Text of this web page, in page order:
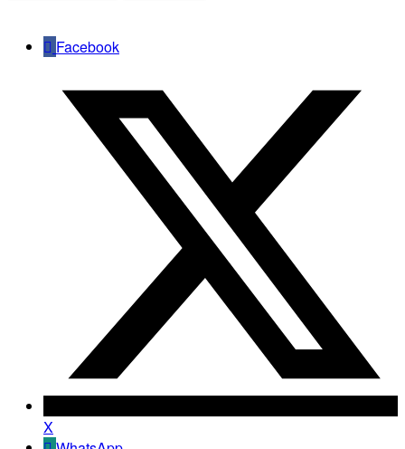
Facebook
X